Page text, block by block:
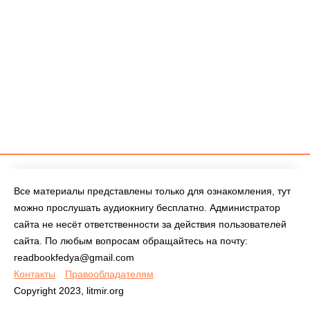
Все материалы представлены только для ознакомления, тут
можно прослушать аудиокнигу бесплатно. Администратор
сайта не несёт ответственности за действия пользователей
сайта. По любым вопросам обращайтесь на почту:
readbookfedya@gmail.com
Контакты
Правообладателям
Copyright 2023, litmir.org